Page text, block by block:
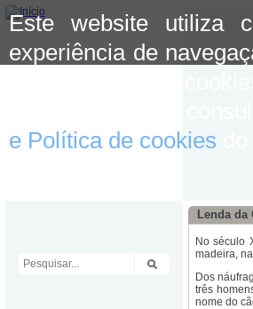
Este website utiliza
experiência de
e Política de cookies
Lenda da
No século
madeira,
Dos
três
nome do